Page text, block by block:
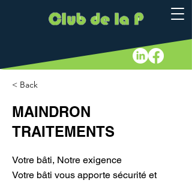
< Back
MAINDRON
TRAITEMENTS
Votre bâti, Notre exigence
Votre bâti vous apporte sécurité et